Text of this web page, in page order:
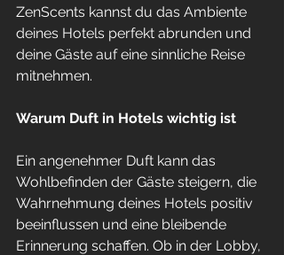
ZenScents kannst du das Ambiente
deines Hotels perfekt abrunden und
deine Gäste auf eine sinnliche Reise
mitnehmen.
Warum Duft in Hotels wichtig ist
Ein angenehmer Duft kann das
Wohlbefinden der Gäste steigern, die
Wahrnehmung deines Hotels positiv
beeinflussen und eine bleibende
Erinnerung schaffen. Ob in der Lobby,